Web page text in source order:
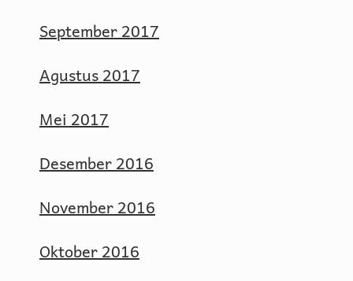
September 2017
Agustus 2017
Mei 2017
Desember 2016
November 2016
Oktober 2016